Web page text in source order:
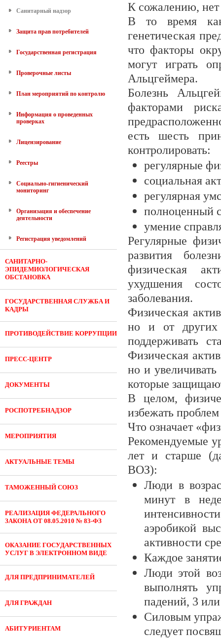
Санитарный надзор
Защита прав потребителей
Государственная регистрация
Проверочные листы
План мероприятий по контролю
Информация о проведенных
проверках
Лицензирование
Реестры
Социально-гигиенический
мониторинг
Организация и обеспечение
деятельности
Регистрация уведомлений
САНИТАРНО-
ЭПИДЕМИОЛОГИЧЕСКАЯ
ОБСТАНОВКА
ГОСУДАРСТВЕННАЯ СЛУЖБА И
КАДРЫ
ПРОТИВОДЕЙСТВИЕ КОРРУПЦИИ
ПРЕСС-ЦЕНТР
ДОКУМЕНТЫ
РОСПОТРЕБНАДЗОР
МЕРОПРИЯТИЯ
АКТУАЛЬНЫЕ ТЕМЫ
ТАМОЖЕННЫЙ СОЮЗ
РЕАЛИЗАЦИЯ ФЕДЕРАЛЬНОГО
ЗАКОНА ОТ 08.05.2010 № 83-ФЗ
ОКАЗАНИЕ ГОСУДАРСТВЕННЫХ
УСЛУГ В ЭЛЕКТРОННОМ ВИДЕ
ДЛЯ ПРЕДПРИНИМАТЕЛЕЙ
ДЛЯ ГРАЖДАН
АБИТУРИЕНТАМ
К сожалению, нет
В то время как
генетическая
что факторы
могут играть
Альцгеймера.
Болезнь
факторами
есть шесть
контролировать:
регулярные
социальная
регулярная
полноценный
умение
Регулярные
развития
физическая
ухудшения
заболевания.
Физическая
но и от других
поддерживать
Физическая
но и
которые
В целом,
избежать
Что означает
Рекомендуемые
лет и старше
ВОЗ):
Люди в
минут в
аэробикой
активности
Каждое
Люди этой
выполнять
падений, 3
Силовым
следует